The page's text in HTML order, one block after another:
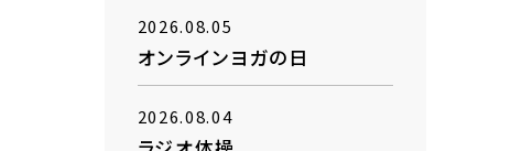
2026.08.05
オンラインヨガの日
2026.08.04